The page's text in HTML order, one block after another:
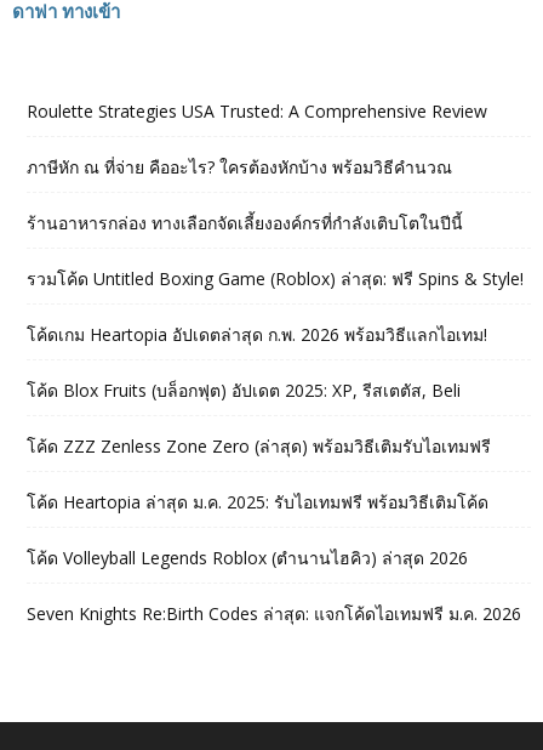
ดาฟา ทางเข้า
Roulette Strategies USA Trusted: A Comprehensive Review
ภาษีหัก ณ ที่จ่าย คืออะไร? ใครต้องหักบ้าง พร้อมวิธีคำนวณ
ร้านอาหารกล่อง ทางเลือกจัดเลี้ยงองค์กรที่กำลังเติบโตในปีนี้
รวมโค้ด Untitled Boxing Game (Roblox) ล่าสุด: ฟรี Spins & Style!
โค้ดเกม Heartopia อัปเดตล่าสุด ก.พ. 2026 พร้อมวิธีแลกไอเทม!
โค้ด Blox Fruits (บล็อกฟุต) อัปเดต 2025: XP, รีสเตตัส, Beli
โค้ด ZZZ Zenless Zone Zero (ล่าสุด) พร้อมวิธีเติมรับไอเทมฟรี
โค้ด Heartopia ล่าสุด ม.ค. 2025: รับไอเทมฟรี พร้อมวิธีเติมโค้ด
โค้ด Volleyball Legends Roblox (ตำนานไฮคิว) ล่าสุด 2026
Seven Knights Re:Birth Codes ล่าสุด: แจกโค้ดไอเทมฟรี ม.ค. 2026